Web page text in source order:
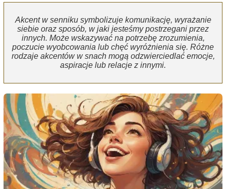
Akcent w senniku symbolizuje komunikację, wyrażanie
siebie oraz sposób, w jaki jesteśmy postrzegani przez
innych. Może wskazywać na potrzebę zrozumienia,
poczucie wyobcowania lub chęć wyróżnienia się. Różne
rodzaje akcentów w snach mogą odzwierciedlać emocje,
aspiracje lub relacje z innymi.